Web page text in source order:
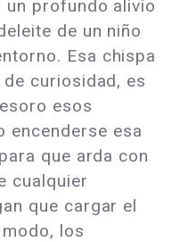
un profundo alivio
de un niño
Esa chispa
curiosidad, es
esos
encenderse esa
que arda con
cualquier
que cargar el
los